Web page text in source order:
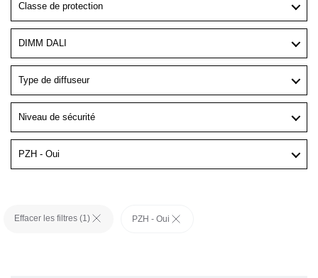
Classe de protection
DIMM DALI
Type de diffuseur
Niveau de sécurité
PZH - Oui
Effacer les filtres (1) PZH - Oui